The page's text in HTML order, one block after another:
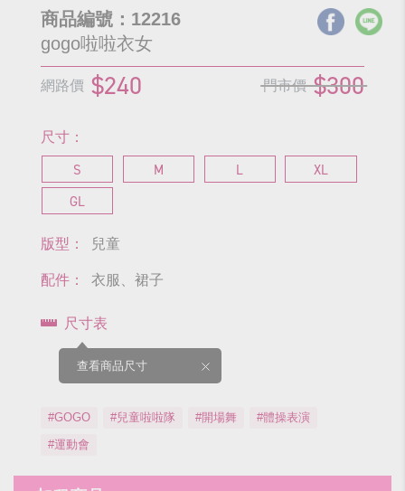
商品編號：12216
gogo啦啦衣女
網路價 $240 門市價 $300
尺寸：
S M L
XL
GL
版型： 兒童
配件： 衣服、裙子
尺寸表
查看商品尺寸
#GOGO #兒童啦啦隊 #開場舞
#體操表演
#運動會